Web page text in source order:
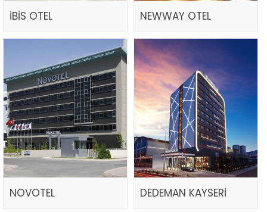
İBİS OTEL NEWWAY OTEL
NOVOTEL DEDEMAN KAYSERİ